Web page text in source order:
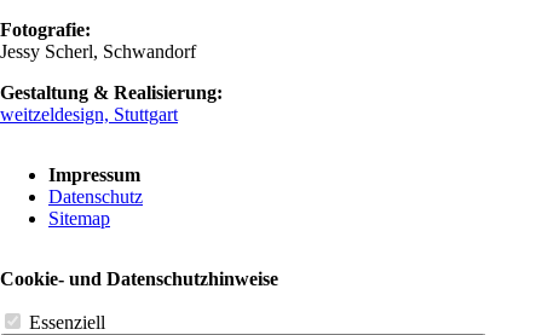
Fotografie:
Jessy Scherl, Schwandorf
Gestaltung & Realisierung:
weitzeldesign, Stuttgart
überspringen
Impressum
Datenschutz
Sitemap
Cookie- und Datenschutzhinweise
Essenziell